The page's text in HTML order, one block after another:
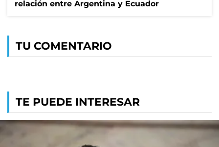
relación entre Argentina y Ecuador
TU COMENTARIO
TE PUEDE INTERESAR